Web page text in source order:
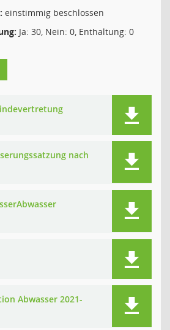
einstimmig beschlossen
Ja: 30, Nein: 0, Enthaltung: 0
nach
Abwasser 2021-